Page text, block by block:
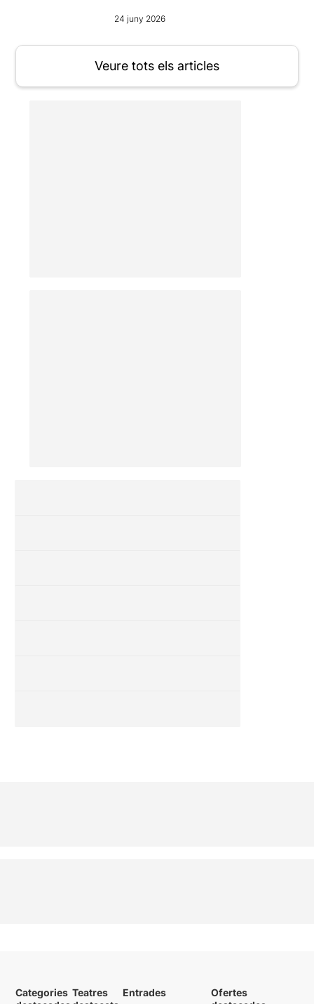
24 juny 2026
Veure tots els articles
Categories Teatres
Entrades
Ofertes